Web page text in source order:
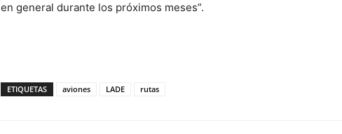
en general durante los próximos meses”.
ETIQUETAS aviones LADE rutas